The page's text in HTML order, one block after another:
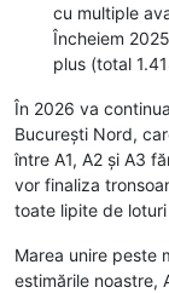
cu multiple
Încheiem
plus (total
În 2026 va
București Nord,
între A1, A2 și A3
vor finaliza
toate lipite de
Marea unire peste
estimările noastre,